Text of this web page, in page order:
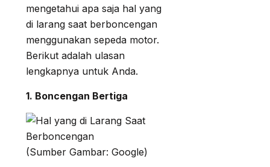
mengetahui apa saja hal yang
di larang saat berboncengan
menggunakan sepeda motor.
Berikut adalah ulasan
lengkapnya untuk Anda.
1. Boncengan Bertiga
(Sumber Gambar: Google)